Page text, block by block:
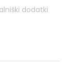
dodatki